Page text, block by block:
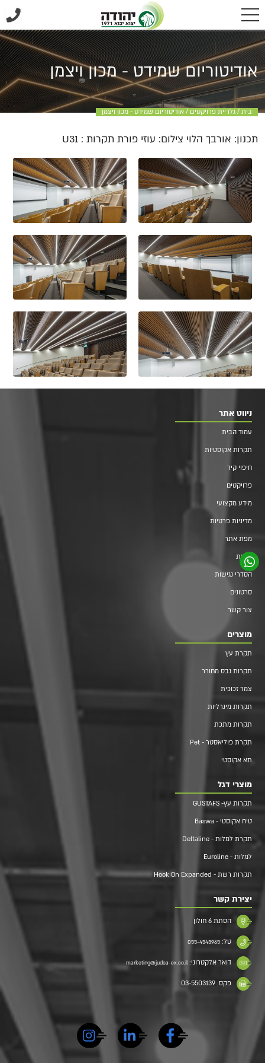
אודיטוריום שמידט - מכון ויצמן
בית / גלריית פרויקטים / אודיטוריום שמידט - מכון ויצמן
תכנון: אורבך הלוי צילום: עוזי פורת תקרות : U31
ניווט אתר
עמוד הבית
תקרות אקוסטיות
חיפוי קיר
פרויקטים
מידע מקצועי
מדיניות פרטיות
מפת אתר
אודות
הסדרי נגישות
סרטונים
צור קשר
מוצרים
תקרת עץ
תקרות גבס מחורר
צמר זכוכית
תקרות מינרליות
תקרות מתכת
תקרת פוליאסטר - Pet
תא אקוסטי
מוצרי דגל
תקרות עץ- GUSTAFS
טיח אקוסטי - Baswa
תקרת למלות - Deltaline
למלות - Euroline
תקרות רשת - Hook On Expanded
יצירת קשר
הסתת 6 חולון
טל: 055-4543965
דואר אלקטרוני: marketing@judea-ex.co.il
פקס: 03-5503139